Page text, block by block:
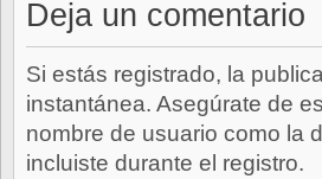
Deja un comentario
Si estás registrado, la
instantánea. Asegúrate de
nombre de usuario como la
incluiste durante el registro.